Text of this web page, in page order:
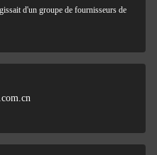
d'un groupe de fournisseurs de